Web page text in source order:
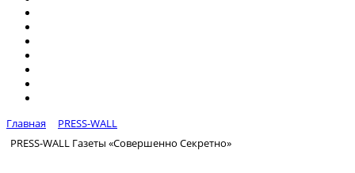
Главная
PRESS-WALL
PRESS-WALL Газеты «Совершенно Секретно»